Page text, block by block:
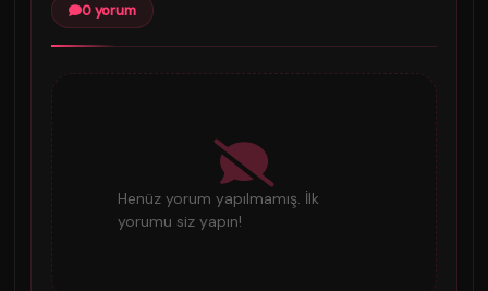
0 yorum
Henüz yorum yapılmamış. İlk
yorumu siz yapın!